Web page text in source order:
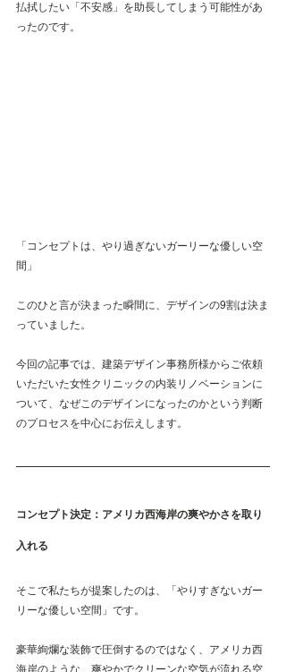
払拭したい「不安感」を助長してしまう可能性があ
ったのです。
「コンセプトは、やり過ぎないガーリーな優しい空
間」
このひと言が決まった瞬間に、デザインの9割は決ま
っていました。
今回の記事では、建築デザイン事務所様からご依頼
いただいた女性クリニックの内装リノベーションに
ついて、なぜこのデザインになったのかという判断
のプロセスを中心にお伝えします。
コンセプト決定：アメリカ西海岸の爽やかさを取り
入れる
そこで私たちが提案したのは、「やりすぎないガー
リーな優しい空間」です。
豪華絢爛な装飾で圧倒するのではなく、アメリカ西
海岸のような、爽やかでクリーンな空気が流れる空